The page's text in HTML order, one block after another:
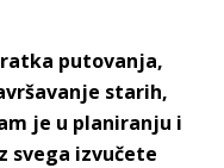
putovanja,
starih,
je u planiranju i
svega izvučete